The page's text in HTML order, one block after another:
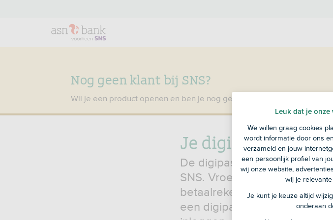
Nog geen klant bij SNS?
Wil je een product openen en ben je nog geen klant bij SNS?
Je digipas
De digipas is een
SNS. Vroeger kregen
betaalrekening, nu niet
een digipas werkt en ook
Leuk dat je
We willen graag cookies
wordt informatie door ons en
verzameld en jouw
een persoonlijk profiel van
wij onze website,
wij je
Je kunt je keuze altijd
onderaan